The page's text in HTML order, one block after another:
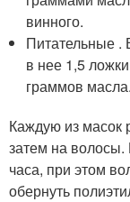
винного.
Питательные .
в нее 1,5
граммов масла.
Каждую из масок
затем на
часа, при этом
обернуть